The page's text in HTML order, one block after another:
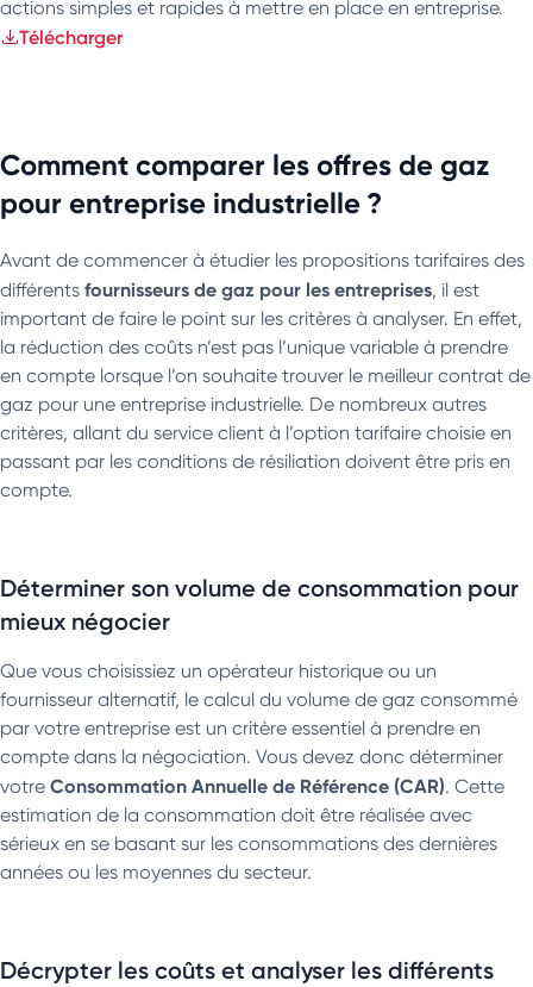
actions simples et rapides à mettre en place en entreprise.
Télécharger
Comment comparer les offres de gaz
pour entreprise industrielle ?
Avant de commencer à étudier les propositions tarifaires des
différents fournisseurs de gaz pour les entreprises, il est
important de faire le point sur les critères à analyser. En effet,
la réduction des coûts n’est pas l’unique variable à prendre
en compte lorsque l’on souhaite trouver le meilleur contrat de
gaz pour une entreprise industrielle. De nombreux autres
critères, allant du service client à l’option tarifaire choisie en
passant par les conditions de résiliation doivent être pris en
compte.
Déterminer son volume de consommation pour
mieux négocier
Que vous choisissiez un opérateur historique ou un
fournisseur alternatif, le calcul du volume de gaz consommé
par votre entreprise est un critère essentiel à prendre en
compte dans la négociation. Vous devez donc déterminer
votre Consommation Annuelle de Référence (CAR). Cette
estimation de la consommation doit être réalisée avec
sérieux en se basant sur les consommations des dernières
années ou les moyennes du secteur.
Décrypter les coûts et analyser les différents